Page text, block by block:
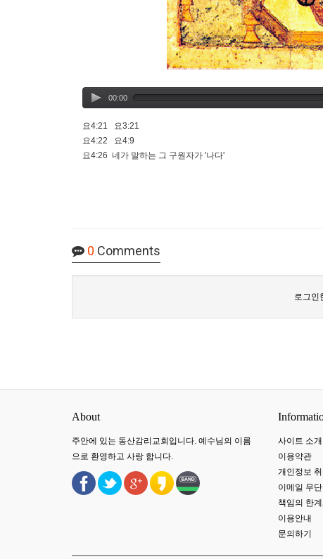
00:00
요4:21 요3:21
요4:22 요4:9
요4:26 네가 말하는 그 구원자가 '나다'
0 Comments
로그인
About
주안에 있는 동산감리교회입니다. 예수님의 이름
으로 환영하고 사랑 합니다.
사이트 소개
이용약관
개인정보
이메일 무
책임의 한
이용안내
문의하기